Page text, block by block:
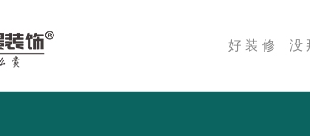
好 装 修 没 那 么 贵